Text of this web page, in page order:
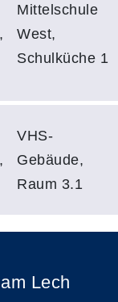
Mittelschule
West,
Schulküche 1
VHS-
Gebäude,
Raum 3.1
Lech